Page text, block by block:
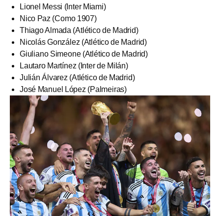
Lionel Messi (Inter Miami)
Nico Paz (Como 1907)
Thiago Almada (Atlético de Madrid)
Nicolás González (Atlético de Madrid)
Giuliano Simeone (Atlético de Madrid)
Lautaro Martínez (Inter de Milán)
Julián Álvarez (Atlético de Madrid)
José Manuel López (Palmeiras)